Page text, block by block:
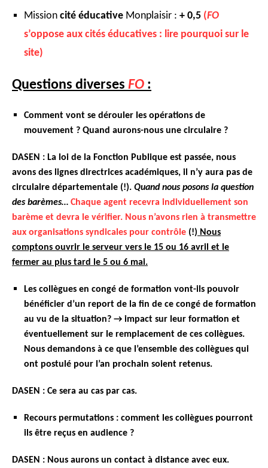
Mission cité éducative Monplaisir : + 0,5 (FO
s’oppose aux cités éducatives : lire pourquoi sur le
site)
Questions diverses FO :
Comment vont se dérouler les opérations de
mouvement ? Quand aurons-nous une circulaire ?
DASEN : La loi de la Fonction Publique est passée, nous
avons des lignes directrices académiques, il n’y aura pas de
circulaire départementale (!). Quand nous posons la question
des barèmes… Chaque agent recevra individuellement son
barème et devra le vérifier. Nous n’avons rien à transmettre
aux organisations syndicales pour contrôle (!) Nous
comptons ouvrir le serveur vers le 15 ou 16 avril et le
fermer au plus tard le 5 ou 6 mai.
Les collègues en congé de formation vont-ils pouvoir
bénéficier d’un report de la fin de ce congé de formation
au vu de la situation? → impact sur leur formation et
éventuellement sur le remplacement de ces collègues.
Nous demandons à ce que l’ensemble des collègues qui
ont postulé pour l’an prochain soient retenus.
DASEN : Ce sera au cas par cas.
Recours permutations : comment les collègues pourront
ils être reçus en audience ?
DASEN : Nous aurons un contact à distance avec eux.